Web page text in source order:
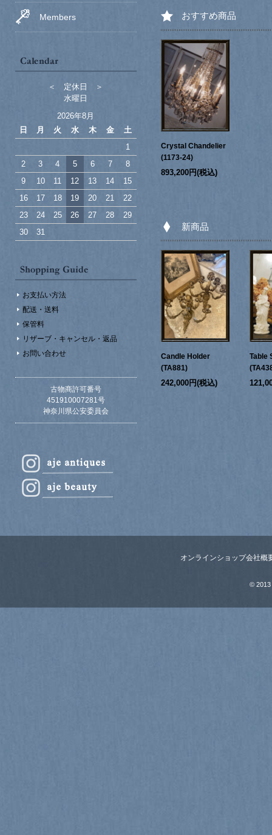
Members
＜ 定休日 ＞
水曜日
2026年8月
日
月 火 水 木 金
土
1
2
3 4 5 6 7
8
9
10 11 12 13 14
15
16
17 18 19 20 21
22
23
24 25 26 27 28
29
30
31
お支払い方法
配送・送料
保管料
リザーブ・キャンセル・返品
お問い合わせ
古物商許可番号
451910007281号
神奈川県公安委員会
おすすめ商品
Crystal Chandelier
(1173-24)
893,200円(税込)
新商品
Candle Holder
(TA881)
242,000円(税込)
Table
オンラインショップ会社概
© 2013